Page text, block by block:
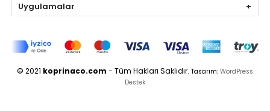
Uygulamalar
© 2021 koprinaco.com - Tüm Hakları Saklıdır. Tasarım: WordPress
Destek